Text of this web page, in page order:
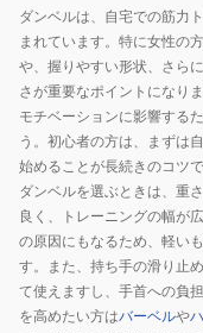
ダンベルは、自宅での筋力
まれています。特に女性の
や、握りやすい形状、さら
さが重要なポイントになり
モチベーションに影響する
う。初心者の方は、まずは
始めることが長続きのコツで
ダンベルを選ぶときは、重
良く、トレーニングの幅が
の原因にもなるため、軽い
す。また、持ち手の滑り止
て使えますし、手首への負
を高めたい方はバーベルや